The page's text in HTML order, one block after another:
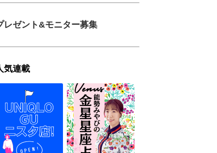
レゼント&モニター募集
気連載